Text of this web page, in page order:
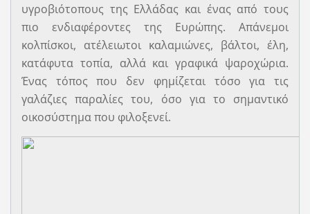
υγροβιότοπους της Ελλάδας και ένας από τους
πιο ενδιαφέροντες της Ευρώπης. Απάνεμοι
κολπίσκοι, ατέλειωτοι καλαμιώνες, βάλτοι, έλη,
κατάφυτα τοπία, αλλά και γραφικά ψαροχώρια.
Ένας τόπος που δεν φημίζεται τόσο για τις
γαλάζιες παραλίες του, όσο για το σημαντικό
οικοσύστημα που φιλοξενεί.